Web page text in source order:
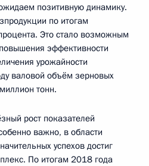
позитивную динамику.
по итогам
Это стало возможным
эффективности
урожайности
валовой объём зерновых
тонн.
рост показателей
важно, в области
успехов достиг
По итогам 2018 года